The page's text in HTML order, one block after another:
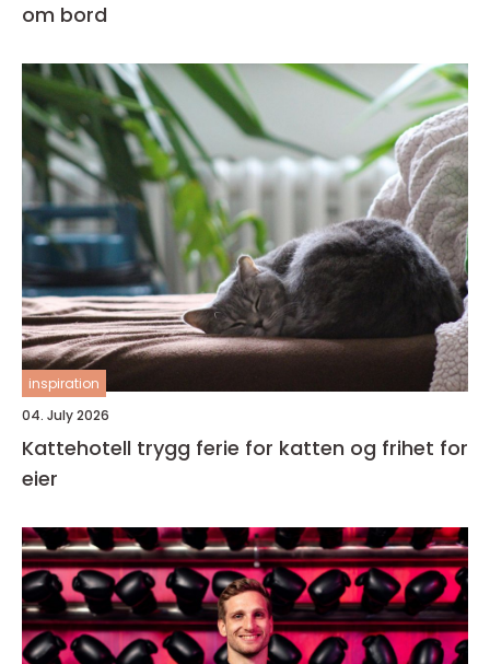
om bord
inspiration
04. July 2026
Kattehotell trygg ferie for katten og frihet for
eier